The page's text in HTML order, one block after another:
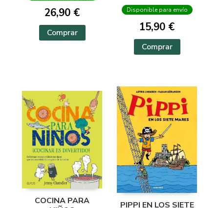
26,90 €
Comprar
Disponible para envío
15,90 €
Comprar
COCINA PARA
PIPPI EN LOS SIETE